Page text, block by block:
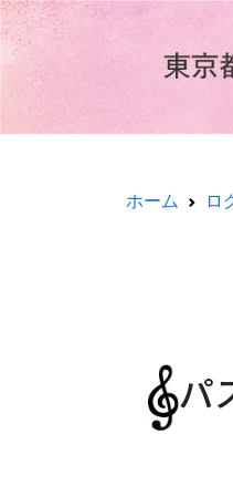
ホーム ロ
パ